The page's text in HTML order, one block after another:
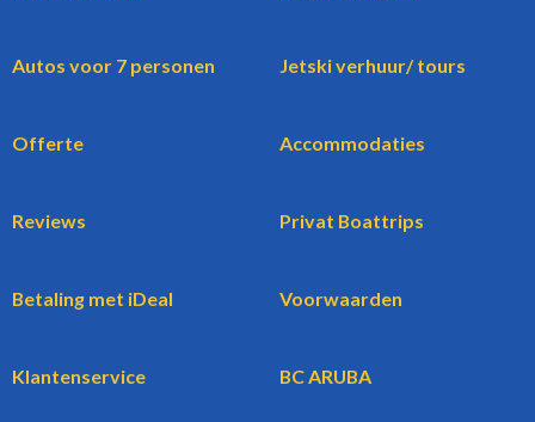
Autos voor 7 personen Jetski verhuur/ tours
Offerte Accommodaties
Reviews Privat Boattrips
Betaling met iDeal Voorwaarden
Klantenservice BC ARUBA